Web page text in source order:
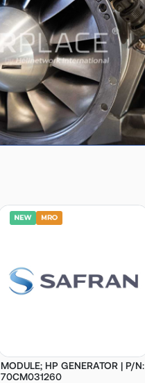
MODULE; HP GENERATOR | P/N:
70CM031260